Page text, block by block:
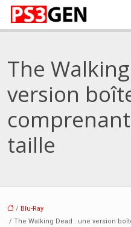
The
version
taille
/ Blu-Ray
/ The Walking Dead : une version